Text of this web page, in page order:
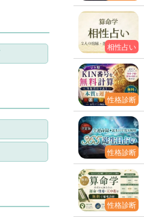
相性占い
性格診断
性格診断
性格診断